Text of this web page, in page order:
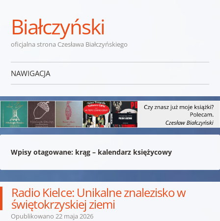
Białczyński
oficjalna strona Czesława Białczyńskiego
NAWIGACJA
Wpisy otagowane: krąg – kalendarz księżycowy
Radio Kielce: Unikalne znalezisko w
świętokrzyskiej ziemi
Opublikowano 22 maja 2026